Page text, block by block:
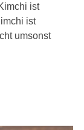
ist
ist
umsonst